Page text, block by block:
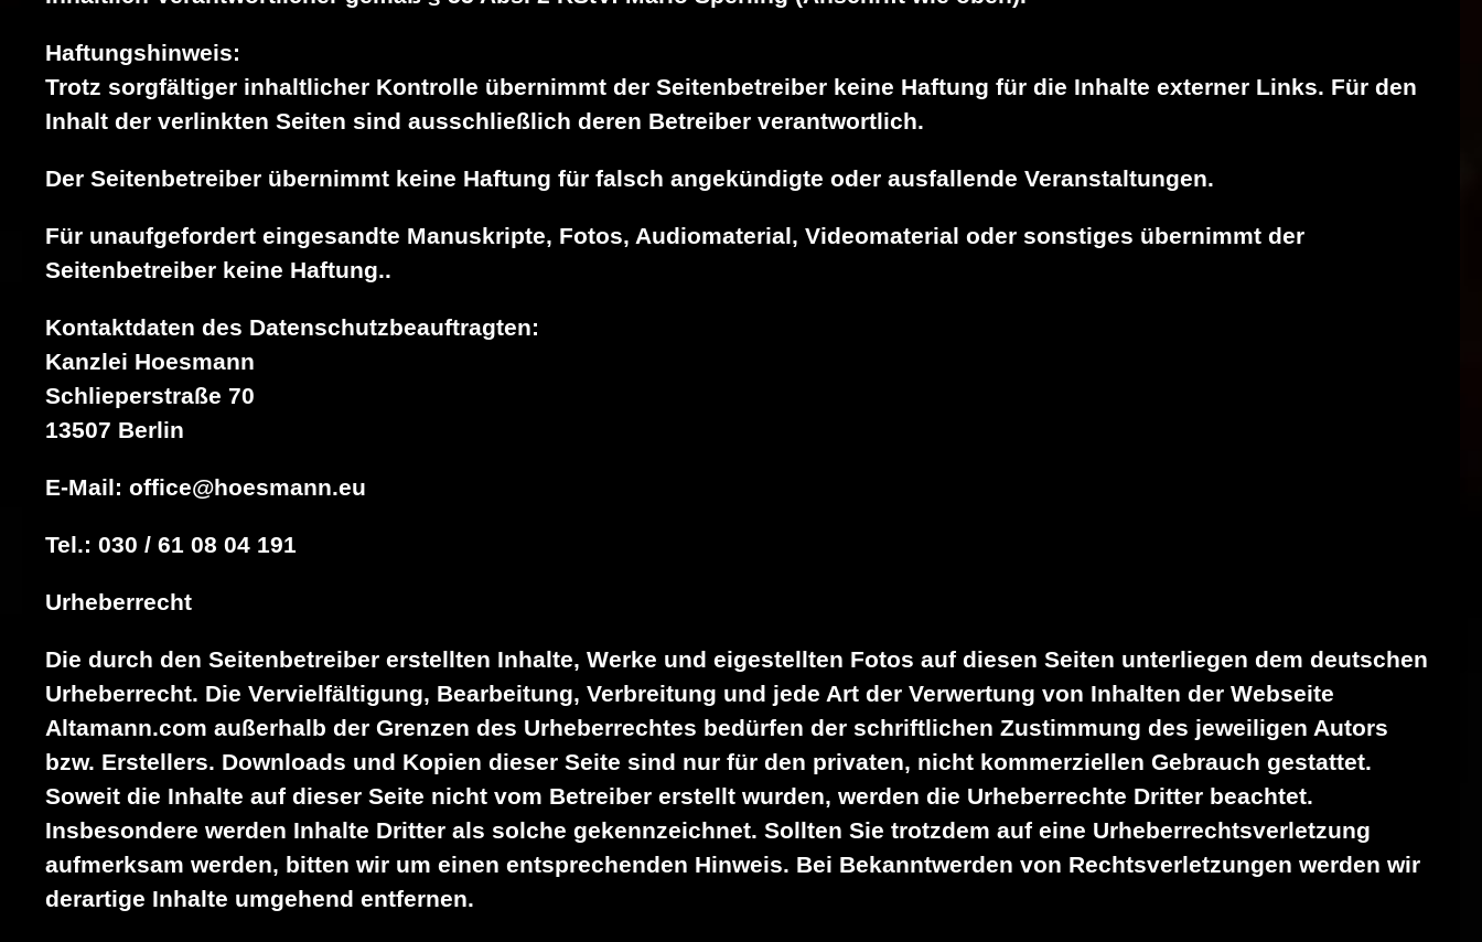
Haftungshinweis:
Trotz sorgfältiger inhaltlicher Kontrolle übernimmt der Seitenbetreiber keine Haftung für die Inhalte externer Links. Für den
Inhalt der verlinkten Seiten sind ausschließlich deren Betreiber verantwortlich.
Der Seitenbetreiber übernimmt keine Haftung für falsch angekündigte oder ausfallende Veranstaltungen.
Für unaufgefordert eingesandte Manuskripte, Fotos, Audiomaterial, Videomaterial oder sonstiges übernimmt der
Seitenbetreiber keine Haftung..
Kontaktdaten des Datenschutzbeauftragten:
Kanzlei Hoesmann
Schlieperstraße 70
13507 Berlin
E-Mail: office@hoesmann.eu
Tel.: 030 / 61 08 04 191
Urheberrecht
Die durch den Seitenbetreiber erstellten Inhalte, Werke und eigestellten Fotos auf diesen Seiten unterliegen dem deutschen
Urheberrecht. Die Vervielfältigung, Bearbeitung, Verbreitung und jede Art der Verwertung von Inhalten der Webseite
Altamann.com außerhalb der Grenzen des Urheberrechtes bedürfen der schriftlichen Zustimmung des jeweiligen Autors
bzw. Erstellers. Downloads und Kopien dieser Seite sind nur für den privaten, nicht kommerziellen Gebrauch gestattet.
Soweit die Inhalte auf dieser Seite nicht vom Betreiber erstellt wurden, werden die Urheberrechte Dritter beachtet.
Insbesondere werden Inhalte Dritter als solche gekennzeichnet. Sollten Sie trotzdem auf eine Urheberrechtsverletzung
aufmerksam werden, bitten wir um einen entsprechenden Hinweis. Bei Bekanntwerden von Rechtsverletzungen werden wir
derartige Inhalte umgehend entfernen.